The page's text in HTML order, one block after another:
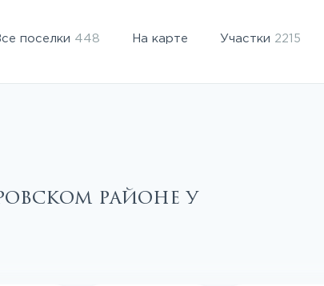
поселки 448 На карте Участки 2215
районе у